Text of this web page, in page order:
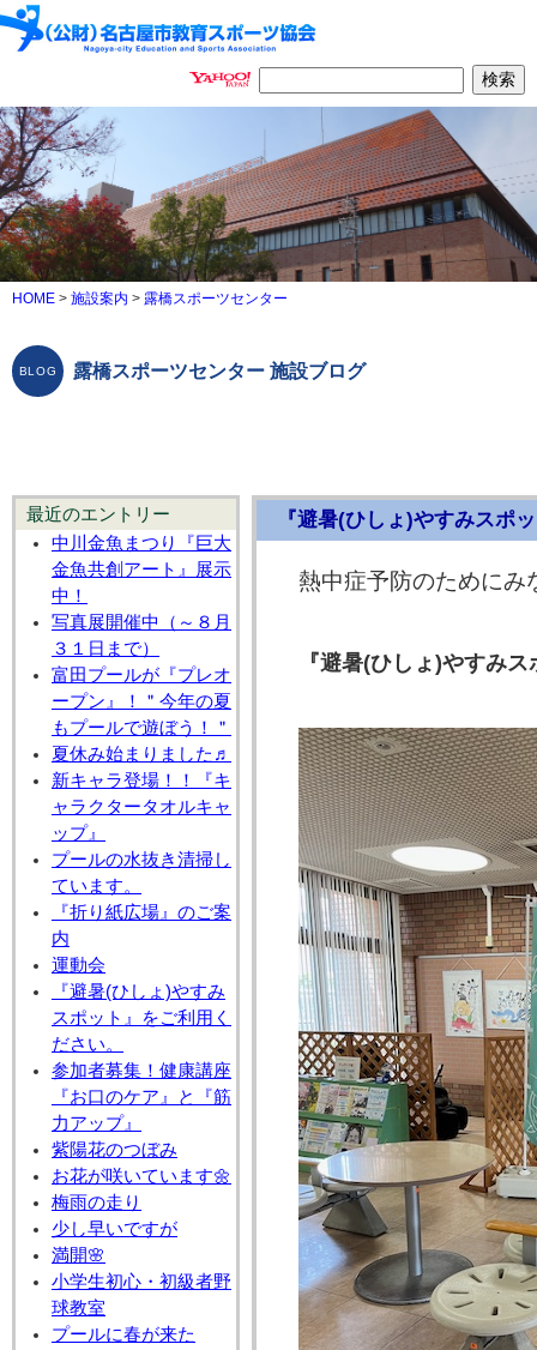
HOME > 施設案内 > 露橋スポーツセンター
露橋スポーツセンター 施設ブログ
最近のエントリー
中川金魚まつり『巨大
金魚共創アート』展示
中！
写真展開催中（～８月
３１日まで）
富田プールが『プレオ
ープン』！＂今年の夏
もプールで遊ぼう！＂
夏休み始まりました♬
新キャラ登場！！『キ
ャラクタータオルキャ
ップ』
プールの水抜き清掃し
ています。
『折り紙広場』のご案
内
運動会
『避暑(ひしょ)やすみ
スポット』をご利用く
ださい。
参加者募集！健康講座
『お口のケア』と『筋
力アップ』
紫陽花のつぼみ
お花が咲いています🌼
梅雨の走り
少し早いですが
満開🌸
小学生初心・初級者野
球教室
プールに春が来た
『避暑(ひしょ)やすみスポ
熱中症予防のためにみ
『避暑(ひしょ)やすみ